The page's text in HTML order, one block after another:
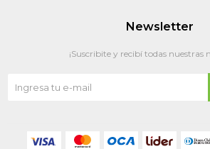
Newsletter
¡Suscribite y recibí todas nuestras